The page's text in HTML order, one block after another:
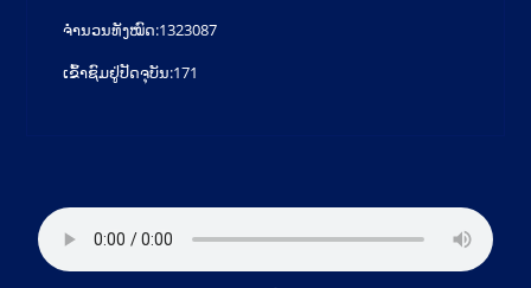
ຈຳນວນທັງໝົດ:1323087
ເຂົ້າຊົມຢູ່ປັດຈຸບັນ:171